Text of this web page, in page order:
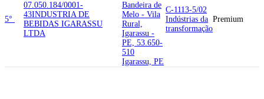
5°
07.050.184/0001-
43INDUSTRIA DE
BEBIDAS IGARASSU
LTDA
Bandeira de
Melo - Vila
Rural,
Igarassu -
PE, 53.650-
510
Igarassu, PE
C-1113-5/02
Indústrias da
transformação
Premium